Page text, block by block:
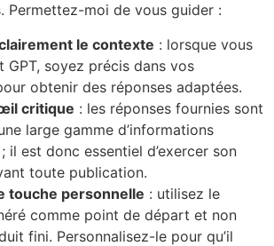
Permettez-moi de vous guider :
le contexte : lorsque vous
GPT, soyez précis dans vos
obtenir des réponses adaptées.
critique : les réponses fournies sont
large gamme d’informations
il est donc essentiel d’exercer son
toute publication.
touche personnelle : utilisez le
comme point de départ et non
fini. Personnalisez-le pour qu’il